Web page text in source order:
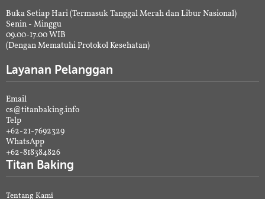
Buka Setiap Hari (Termasuk Tanggal Merah dan Libur Nasional)
Senin - Minggu
09.00-17.00 WIB
(Dengan Mematuhi Protokol Kesehatan)
Layanan Pelanggan
Email
cs@titanbaking.info
Telp
+62-21-7692329
WhatsApp
+62-818384826
Titan Baking
Tentang Kami